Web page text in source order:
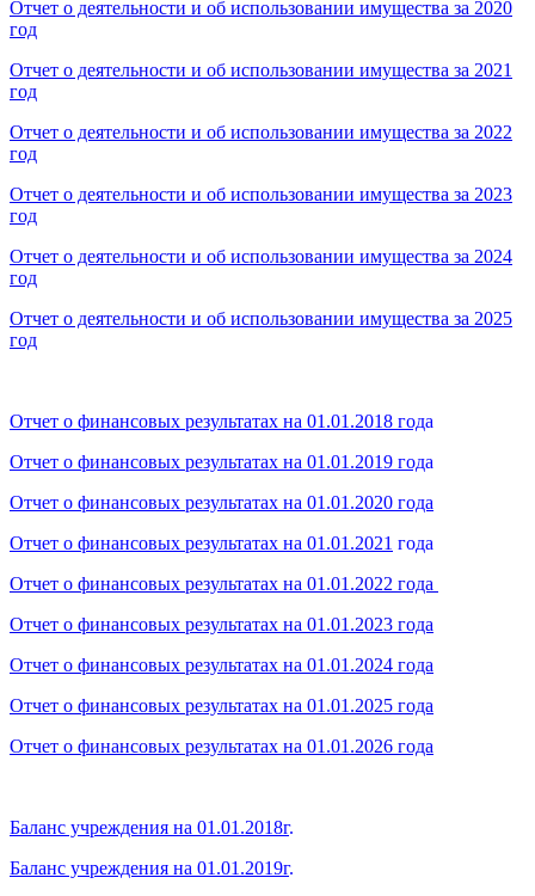
Отчет о деятельности и об использовании имущества за 2020
год
Отчет о деятельности и об использовании имущества за 2021
год
Отчет о деятельности и об использовании имущества за 2022
год
Отчет о деятельности и об использовании имущества за 2023
год
Отчет о деятельности и об использовании имущества за 2024
год
Отчет о деятельности и об использовании имущества за 2025
год
Отчет о финансовых результатах на 01.01.2018 года
Отчет о финансовых результатах на 01.01.2019 года
Отчет о финансовых результатах на 01.01.2020 года
Отчет о финансовых результатах на 01.01.2021 года
Отчет о финансовых результатах на 01.01.2022 года
Отчет о финансовых результатах на 01.01.2023 года
Отчет о финансовых результатах на 01.01.2024 года
Отчет о финансовых результатах на 01.01.2025 года
Отчет о финансовых результатах на 01.01.2026 года
Баланс учреждения на 01.01.2018г.
Баланс учреждения на 01.01.2019г.